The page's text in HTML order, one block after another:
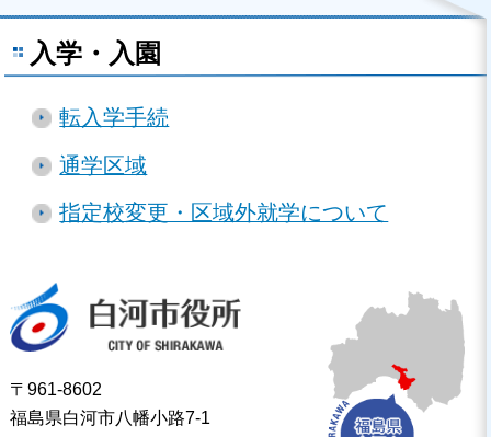
入学・入園
転入学手続
通学区域
指定校変更・区域外就学について
〒961-8602
福島県白河市八幡小路7-1